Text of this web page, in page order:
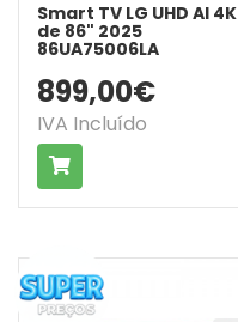
Smart TV LG UHD AI 4K
de 86" 2025
86UA75006LA
899,00€
IVA Incluído
COMPRAR